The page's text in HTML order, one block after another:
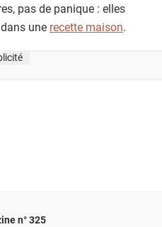
pas de panique : elles
une recette maison.
n° 325